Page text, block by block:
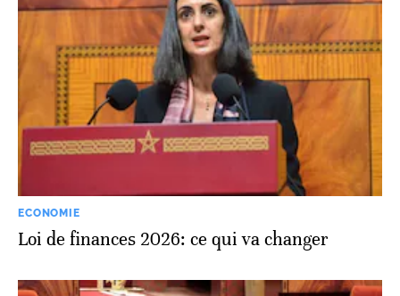
ECONOMIE
Loi de finances 2026: ce qui va changer